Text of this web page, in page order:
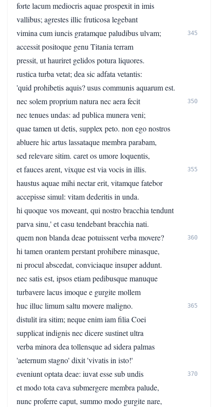
forte lacum mediocris aquae prospexit in imis
vallibus; agrestes illic fruticosa legebant
vimina cum iuncis gratamque paludibus ulvam;
345
accessit positoque genu Titania terram
pressit, ut hauriret gelidos potura liquores.
rustica turba vetat; dea sic adfata vetantis:
'quid prohibetis aquis? usus communis aquarum est.
nec solem proprium natura nec aera fecit
350
nec tenues undas: ad publica munera veni;
quae tamen ut detis, supplex peto. non ego nostros
abluere hic artus lassataque membra parabam,
sed relevare sitim. caret os umore loquentis,
et fauces arent, vixque est via vocis in illis.
355
haustus aquae mihi nectar erit, vitamque fatebor
accepisse simul: vitam dederitis in unda.
hi quoque vos moveant, qui nostro bracchia tendunt
parva sinu,' et casu tendebant bracchia nati.
quem non blanda deae potuissent verba movere?
360
hi tamen orantem perstant prohibere minasque,
ni procul abscedat, conviciaque insuper addunt.
nec satis est, ipsos etiam pedibusque manuque
turbavere lacus imoque e gurgite mollem
huc illuc limum saltu movere maligno.
365
distulit ira sitim; neque enim iam filia Coei
supplicat indignis nec dicere sustinet ultra
verba minora dea tollensque ad sidera palmas
'aeternum stagno' dixit 'vivatis in isto!'
eveniunt optata deae: iuvat esse sub undis
370
et modo tota cava submergere membra palude,
nunc proferre caput, summo modo gurgite nare,